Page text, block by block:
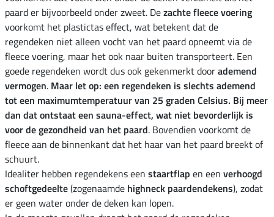
paard er bijvoorbeeld onder zweet. Dezachte fleece voering
voorkomt het plastictas effect, wat betekent dat de
regendeken niet alleen vocht van het paard opneemt via de
fleece voering, maar het ook naar buiten transporteert. Een
goede regendeken wordt dus ook gekenmerkt doorademend
vermogen. Maar let op: een regendeken is slechts ademend
tot een maximumtemperatuur van 25 graden Celsius. Bij meer
dan dat ontstaat een sauna-effect, wat niet bevorderlijk is
voor de gezondheid van het paard. Bovendien voorkomt de
fleece aan de binnenkant dat het haar van het paard breekt of
schuurt.
Idealiter hebben regendekens een staartflap en een verhoogd
schoftgedeelte(zogenaamde highneck paardendekens), zodat
er geen water onder de deken kan lopen.